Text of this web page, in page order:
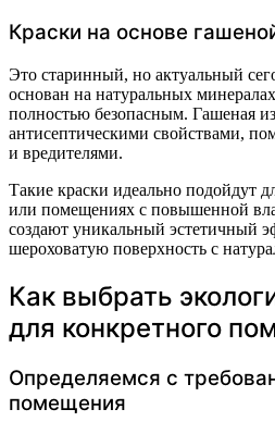
Краски на основе
Это старинный, но актуальный
основан на натуральных
полностью безопасным. Гашеная
антисептическими свойствами,
и вредителями.
Такие краски идеально подойдут
или помещениях с повышенной
создают уникальный эстетичный
шероховатую поверхность с
Как выбрать
для конкретного
Определяемся с
помещения